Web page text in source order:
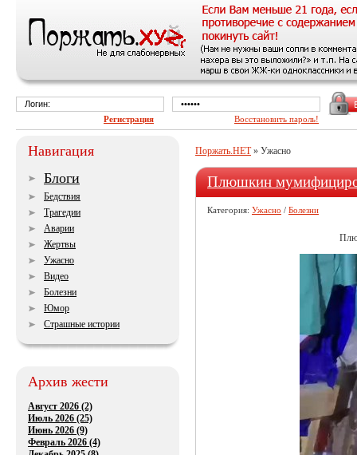
Поржать.НЕТ» Ужасно
Плюшкин
Категория: Ужасно / Болезни
Навигация
Блоги
Бедствия
Трагедии
Аварии
Жертвы
Ужасно
Видео
Болезни
Юмор
Страшные истории
Архив жести
Август 2026 (2)
Июль 2026 (25)
Июнь 2026 (9)
Февраль 2026 (4)
Регистрация Восстановить пароль!